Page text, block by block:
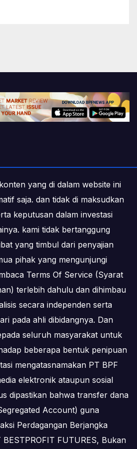
yang di dalam website ini
saja. dan tidak di maksudkan
keputusan dalam investasi
kami tidak bertanggung
yang timbul dari penyajian
pihak yang mengunjungi
Terms Of Service (Syarat
terlebih dahulu dan dihimbau
secara independen serta
pada ahli dibidangnya. Dan
seluruh masyarakat untuk
beberapa bentuk penipuan
mengatasnamakan PT BPF
elektronik ataupun sosial
dipastikan bahwa transfer dana
Account) guna
Perdagangan Berjangka
FUTURES, Bukan